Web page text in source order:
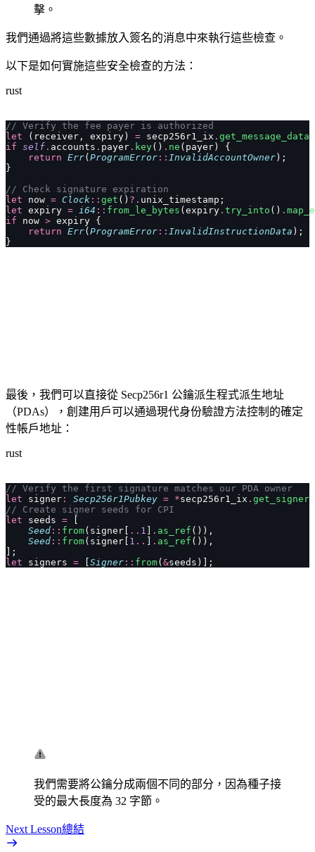
擊。
我們通過將這些數據放入簽名的消息中來執行這些檢查。
以下是如何實施這些安全檢查的方法：
rust
// Verify the fee payer is authorized
let (receiver, expiry) = secp256r1_ix . get_message_data
if self . accounts . payer . key() . ne (payer) {
    return
Err( ProgramError :: InvalidAccountOwner );
}
// Check signature expiration
let now = Clock :: get () ?. unix_timestamp;
let expiry = i64 :: from_le_bytes (expiry . try_into () .
if now > expiry {
    return
Err( ProgramError :: InvalidInstructionData );
}
最後，我們可以直接從 Secp256r1 公鑰派生程式派生地址
（PDAs），創建用戶可以通過現代身份驗證方法控制的確定
性帳戶地址：
rust
// Verify the first signature matches our PDA owner
let signer : Secp256r1Pubkey = *secp256r1_ix . get_signer
// Create signer seeds for CPI
let seeds =
    Seed
:: from(signer[ .. 1 . as_ref ()),
    Seed
:: from(signer[ 1 .. . as_ref ()),
];
let signers = Signer :: from( &seeds)];
我們需要將公鑰分成兩個不同的部分，因為種子接
受的最大長度為 32 字節。
Next Lesson總結